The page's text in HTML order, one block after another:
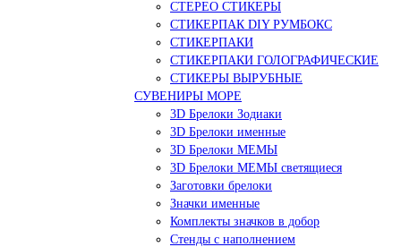
СТЕРЕО СТИКЕРЫ
СТИКЕРПАК DIY РУМБОКС
СТИКЕРПАКИ
СТИКЕРПАКИ ГОЛОГРАФИЧЕСКИЕ
СТИКЕРЫ ВЫРУБНЫЕ
СУВЕНИРЫ МОРЕ
3D Брелоки Зодиаки
3D Брелоки именные
3D Брелоки МЕМЫ
3D Брелоки МЕМЫ светящиеся
Заготовки брелоки
Значки именные
Комплекты значков в добор
Стенды с наполнением